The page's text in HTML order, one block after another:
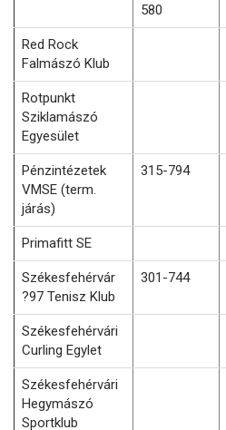
580
Red Rock
Falmászó Klub
Rotpunkt
Sziklamászó
Egyesület
Pénzintézetek
VMSE (term.
járás)
315-794
Primafitt SE
Székesfehérvár
?97 Tenisz Klub
301-744
Székesfehérvári
Curling Egylet
Székesfehérvári
Hegymászó
Sportklub